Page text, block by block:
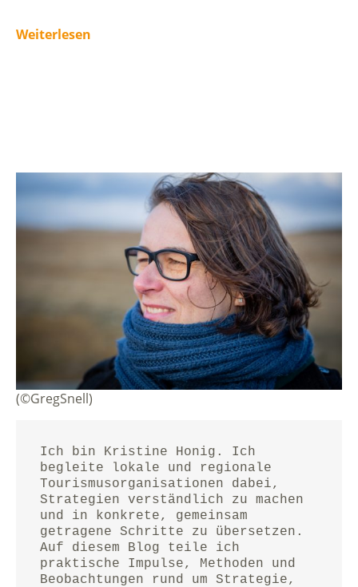
Weiterlesen
(©GregSnell)
Ich bin Kristine Honig. Ich
begleite lokale und regionale
Tourismusorganisationen dabei,
Strategien verständlich zu machen
und in konkrete, gemeinsam
getragene Schritte zu übersetzen.
Auf diesem Blog teile ich
praktische Impulse, Methoden und
Beobachtungen rund um Strategie,